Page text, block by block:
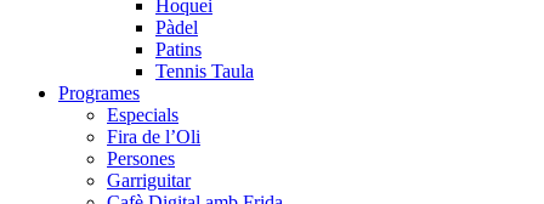
Hoquei
Pàdel
Patins
Tennis Taula
Programes
Especials
Fira de l’Oli
Persones
Garriguitar